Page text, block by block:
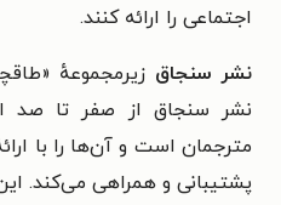
اجتماعی را ارائه کنند.
نشر سنجاق زیرمجموعهٔ
نشر سنجاق از صفر تا صد
مترجمان است و آن‌ها را با
پشتیبانی و همراهی می‌کند.